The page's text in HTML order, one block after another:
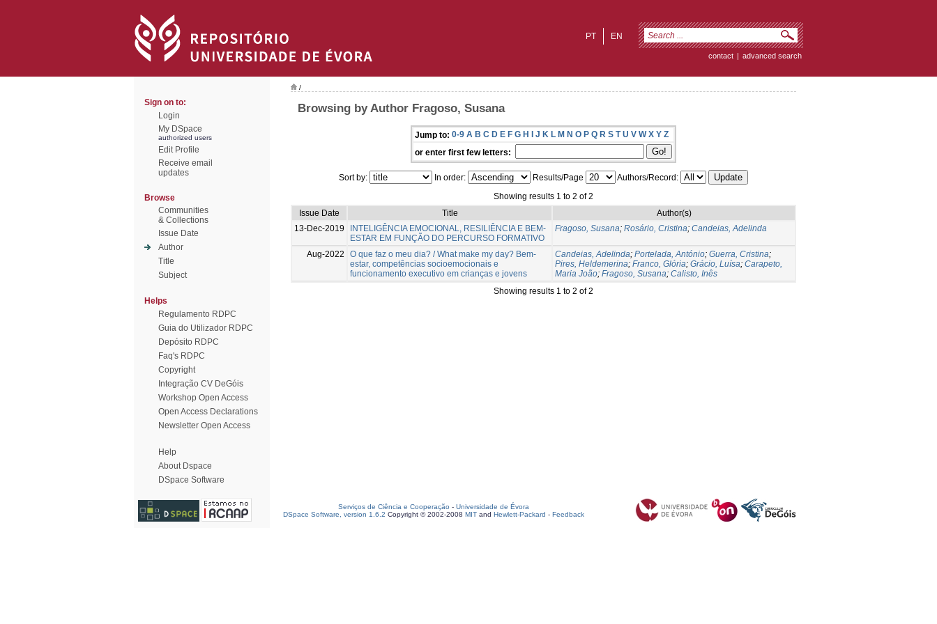
EN
PT
contact | advanced search
Sign on to:
Login
My DSpace
authorized users
Edit Profile
Receive email
updates
Browse
Communities
& Collections
Issue Date
Author
Title
Subject
Helps
Regulamento RDPC
Guia do Utilizador RDPC
Depósito RDPC
Faq's RDPC
Copyright
Integração CV DeGóis
Workshop Open Access
Open Access Declarations
Newsletter Open Access
Help
About Dspace
DSpace Software
/
Browsing by Author Fragoso, Susana
Jump to: 0-9 A B C D E F G H I J K L M N O P Q R S T U V W X Y Z
or enter first few letters:
Sort by: In order: Results/Page
Authors/Record:
Showing results 1 to 2 of 2
Issue Date
Title
Author(s)
13-Dec-2019
INTELIGÊNCIA EMOCIONAL, RESILIÊNCIA E BEM-
ESTAR EM FUNÇÃO DO PERCURSO FORMATIVO
Fragoso, Susana; Rosário, Cristina; Candeias, Adelinda
Aug-2022
O que faz o meu dia? / What make my day? Bem-
estar, competências socioemocionais e
funcionamento executivo em crianças e jovens
Candeias, Adelinda; Portelada, António; Guerra, Cristina;
Pires, Heldemerina; Franco, Glória; Grácio, Luísa; Carapeto,
Maria João; Fragoso, Susana; Calisto, Inês
Showing results 1 to 2 of 2
Serviços de Ciência e Cooperação - Universidade de Évora
DSpace Software, version 1.6.2 Copyright © 2002-2008 MIT and Hewlett-Packard - Feedback